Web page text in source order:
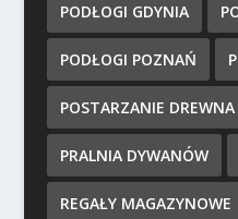
PODŁOGI GDYNIA
PODŁOGI POZNAŃ
POSTARZANIE DREWNA
PRALNIA DYWANÓW
REGAŁY MAGAZYNOWE